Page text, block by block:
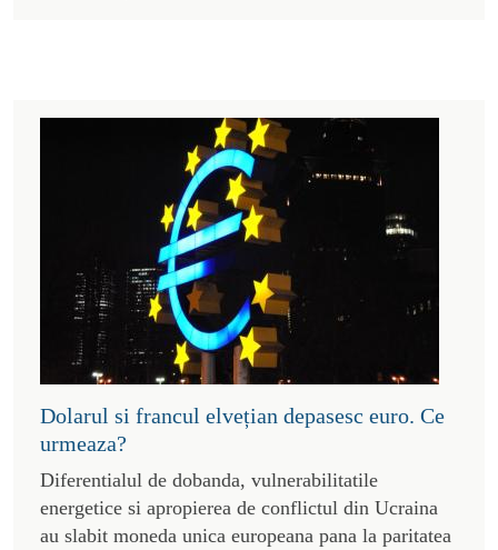
Dolarul si francul elvețian depasesc euro. Ce
urmeaza?
Diferentialul de dobanda, vulnerabilitatile
energetice si apropierea de conflictul din Ucraina
au slabit moneda unica europeana pana la paritatea